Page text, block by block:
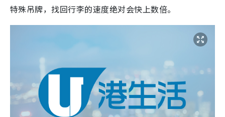
特殊吊牌，找回行李的速度绝对会快上数倍。